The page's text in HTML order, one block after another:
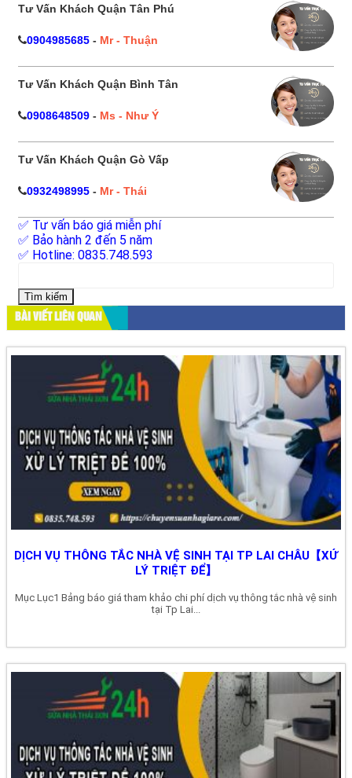
Tư Vấn Khách Quận Tân Phú
0904985685 - Mr - Thuận
Tư Vấn Khách Quận Bình Tân
0908648509 - Ms - Như Ý
Tư Vấn Khách Quận Gò Vấp
0932498995 - Mr - Thái
✅ Tư vấn báo giá miễn phí
✅ Bảo hành 2 đến 5 năm
✅ Hotline: 0835.748.593
cho:
BÀI VIẾT LIÊN QUAN
DỊCH VỤ THÔNG TẮC NHÀ VỆ SINH TẠI TP LAI CHÂU【XỬ
LÝ TRIỆT ĐỂ】
Mục Lục1 Bảng báo giá tham khảo chi phí dịch vụ thông tắc nhà vệ sinh
tại Tp Lai...